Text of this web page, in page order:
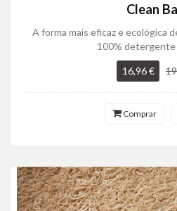
Clean
A forma mais eficaz e ecológica
100% detergente
16,96 €
Comprar